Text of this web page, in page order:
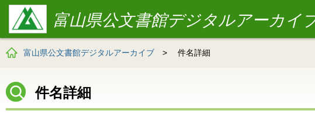
富山県公文書館デジタルアーカイ
富山県公文書館デジタルアーカイブ > 件名詳細
件名詳細